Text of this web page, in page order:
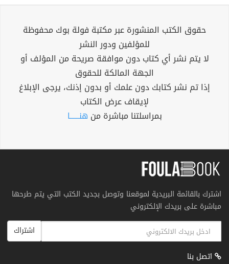
حقوق الكتب المنشورة عبر مكتبة فولة بوك محفوظة
للمؤلفين ودور النشر
لا يتم نشر أي كتاب دون موافقة صريحة من المؤلف أو
الجهة المالكة للحقوق
إذا تم نشر كتابك دون علمك أو بدون إذنك، يرجى الإبلاغ
لإيقاف عرض الكتاب
بمراسلتنا مباشرة من هنــــــا
اشترك بالقائمة البريدية لموقعنا وتوصل بجديد الكتب التي يتم طرحها
مباشرة على بريدك الإلكتروني
اشتراك
اتصل بنا